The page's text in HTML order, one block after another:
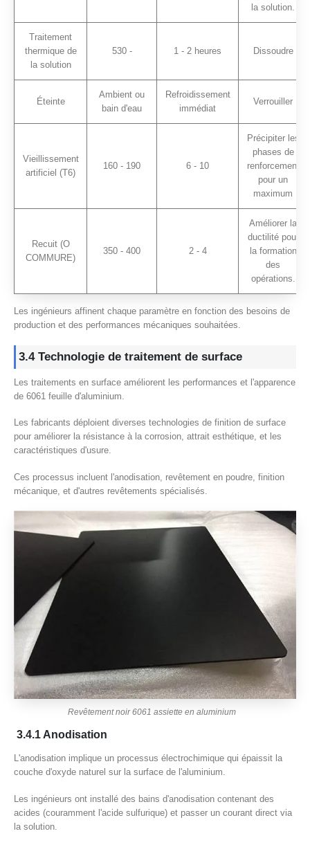
la solution.
Traitement
thermique de
la solution
530 - 1 - 2 heures Dissoudre
Éteinte
Ambient ou
bain d'eau
Refroidissement
immédiat
Verrouiller
Vieillissement
artificiel (T6)
160 - 190 6 - 10
Précipiter les
phases de
renforcement
pour un
maximum
Recuit (O
COMMURE)
350 - 400 2 - 4
Améliorer la
ductilité pour
la formation
des
opérations.
Les ingénieurs affinent chaque paramètre en fonction des besoins de
production et des performances mécaniques souhaitées.
3.4 Technologie de traitement de surface
Les traitements en surface améliorent les performances et l'apparence
de 6061 feuille d'aluminium.
Les fabricants déploient diverses technologies de finition de surface
pour améliorer la résistance à la corrosion, attrait esthétique, et les
caractéristiques d'usure.
Ces processus incluent l'anodisation, revêtement en poudre, finition
mécanique, et d'autres revêtements spécialisés.
Revêtement noir 6061 assiette en aluminium
3.4.1 Anodisation
L'anodisation implique un processus électrochimique qui épaissit la
couche d'oxyde naturel sur la surface de l'aluminium.
Les ingénieurs ont installé des bains d'anodisation contenant des
acides (couramment l'acide sulfurique) et passer un courant direct via
la solution.